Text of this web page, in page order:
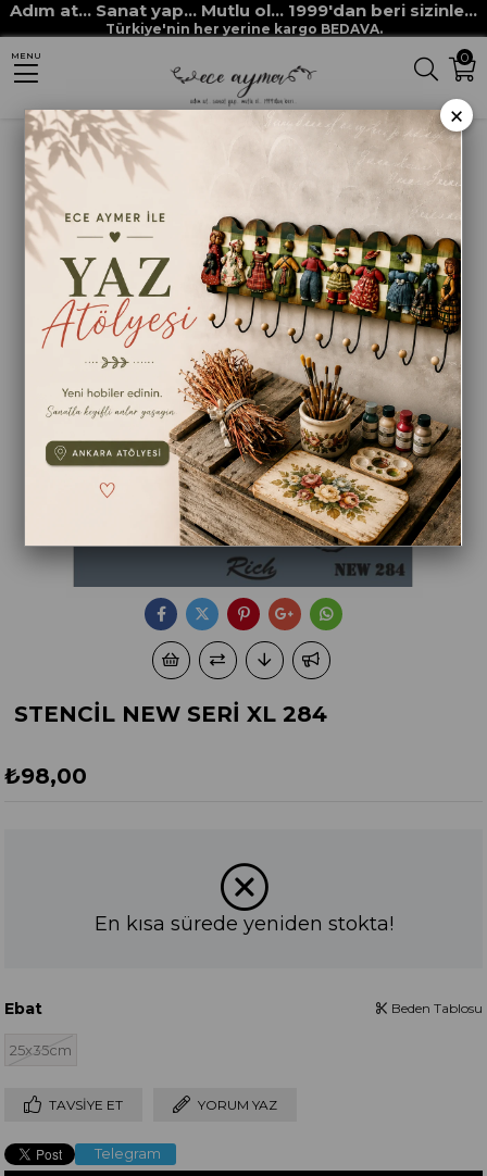
Adım at... Sanat yap... Mutlu ol... 1999'dan beri sizinle...
Türkiye'nin her yerine kargo BEDAVA.
0
MENU
Anasayfa STENCİLLER RİCH STENCİL ŞABLONLARI Rich New Seri XL
STENCİL NEW SERİ XL 284
STENCİL NEW SERİ XL 284
₺98,00
En kısa sürede yeniden stokta!
Ebat
25x35cm
Beden Tablosu
TAVSIYE ET YORUM YAZ
Telegram
×